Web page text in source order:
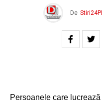
De
Persoanele care